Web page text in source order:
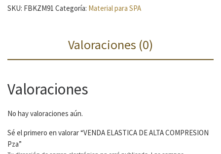
SKU: FBKZM91 Categoría: Material para SPA
Valoraciones (0)
Valoraciones
No hay valoraciones aún.
Sé el primero en valorar “VENDA ELASTICA DE ALTA COMPRESION
Pza”